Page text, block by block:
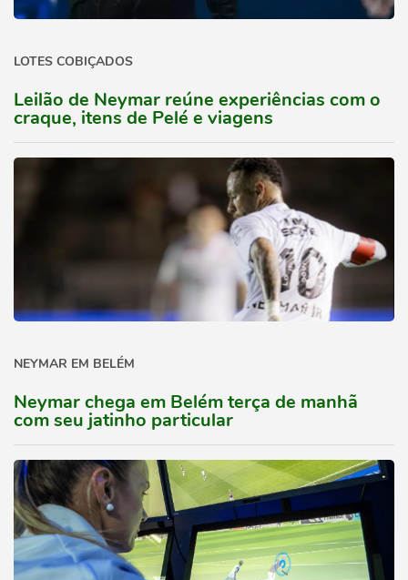
LOTES COBIÇADOS
Leilão de Neymar reúne experiências com o
craque, itens de Pelé e viagens
NEYMAR EM BELÉM
Neymar chega em Belém terça de manhã
com seu jatinho particular